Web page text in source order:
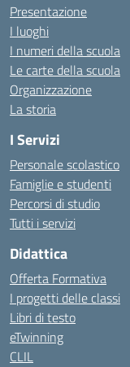
Presentazione
I luoghi
I numeri della scuola
Le carte della scuola
Organizzazione
La storia
I Servizi
Personale scolastico
Famiglie e studenti
Percorsi di studio
Tutti i servizi
Didattica
Offerta Formativa
I progetti delle classi
Libri di testo
eTwinning
CLIL